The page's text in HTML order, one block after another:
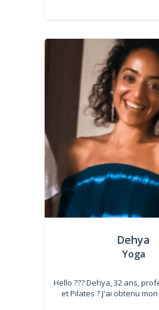
Dehya
Yoga
Hello ??? Dehya, 32 ans,
et Pilates ? J'ai obtenu